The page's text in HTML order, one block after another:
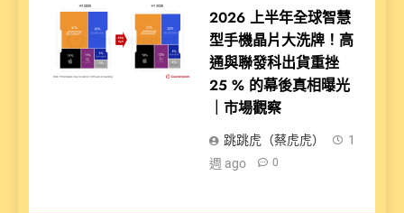
2026 上半年全球智慧
型手機晶片大洗牌！高
通與聯發科出貨重挫
25 % 的幕後真相曝光
｜市場觀察
跳跳虎（蔡虎虎）
1
週 ago
0